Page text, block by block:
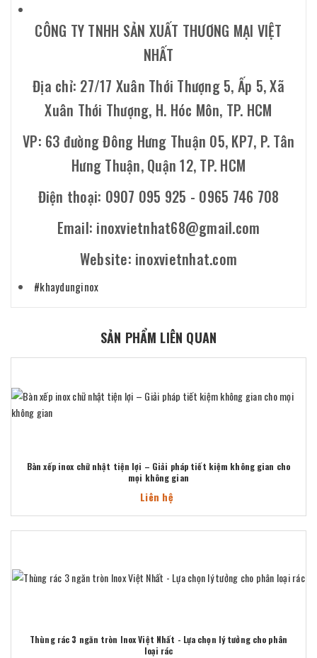
CÔNG TY TNHH SẢN XUẤT THƯƠNG MẠI VIỆT
NHẤT
Địa chỉ: 27/17 Xuân Thới Thượng 5, Ấp 5, Xã
Xuân Thới Thượng, H. Hóc Môn, TP. HCM
VP: 63 đường Đông Hưng Thuận 05, KP7, P. Tân
Hưng Thuận, Quận 12, TP. HCM
Điện thoại: 0907 095 925 - 0965 746 708
Email: inoxvietnhat68@gmail.com
Website: inoxvietnhat.com
#khaydunginox
SẢN PHẨM LIÊN QUAN
Bàn xếp inox chữ nhật tiện lợi – Giải pháp tiết kiệm không gian cho
mọi không gian
Liên hệ
Thùng rác 3 ngăn tròn Inox Việt Nhất - Lựa chọn lý tưởng cho phân
loại rác